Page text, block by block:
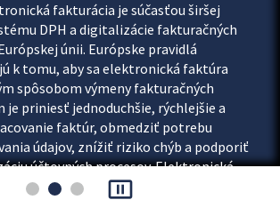
fakturácia je súčasťou širšej
DPH a digitalizácie fakturačných
únii. Európske pravidlá
k tomu, aby sa elektronická faktúra
spôsobom výmeny fakturačných
je priniesť jednoduchšie, rýchlejšie a
faktúr, obmedziť potrebu
údajov, znížiť riziko chýb a podporiť
účtovných procesov. Elektronická
pause_presentation